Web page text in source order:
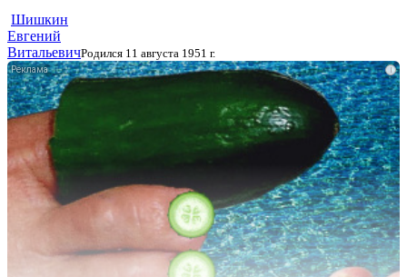
Шишкин
Евгений
ВитальевичРодился 11 августа 1951 г.
i